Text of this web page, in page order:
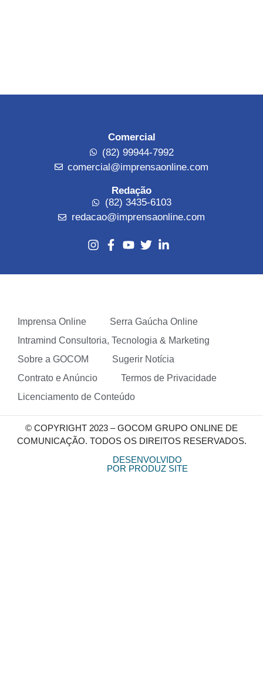
Comercial
(82) 99944-7992
comercial@imprensaonline.com
Redação
(82) 3435-6103
redacao@imprensaonline.com
Imprensa Online
Serra Gaúcha Online
Intramind Consultoria, Tecnologia & Marketing
Sobre a GOCOM
Sugerir Notícia
Contrato e Anúncio
Termos de Privacidade
Licenciamento de Conteúdo
© COPYRIGHT 2023 – GOCOM GRUPO ONLINE DE
COMUNICAÇÃO. TODOS OS DIREITOS RESERVADOS.
DESENVOLVIDO
POR PRODUZ SITE